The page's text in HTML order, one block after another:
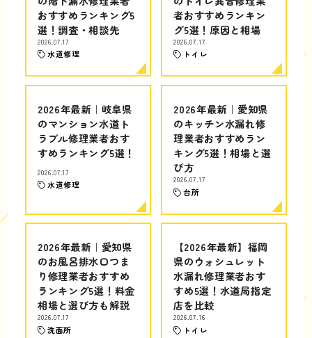
おすすめランキング5
選！調査・相談先
2026.07.17
水道修理
者おすすめランキン
グ5選！原因と相場
2026.07.17
トイレ
2026年最新｜岐阜県
のマンション水道ト
ラブル修理業者おす
すめランキング5選！
2026.07.17
水道修理
2026年最新｜愛知県
のキッチン水漏れ修
理業者おすすめラン
キング5選！相場と選
び方
2026.07.17
台所
2026年最新｜愛知県
のお風呂排水口つま
り修理業者おすすめ
ランキング5選！料金
相場と選び方も解説
2026.07.17
洗面所
【2026年最新】福岡
県のウォシュレット
水漏れ修理業者おす
すめ5選！水道局指定
店を比較
2026.07.16
トイレ